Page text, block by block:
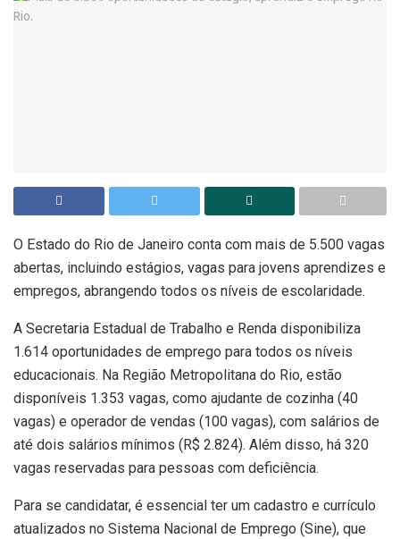
O Estado do Rio de Janeiro conta com mais de 5.500 vagas
abertas, incluindo estágios, vagas para jovens aprendizes e
empregos, abrangendo todos os níveis de escolaridade.
A Secretaria Estadual de Trabalho e Renda disponibiliza
1.614 oportunidades de emprego para todos os níveis
educacionais. Na Região Metropolitana do Rio, estão
disponíveis 1.353 vagas, como ajudante de cozinha (40
vagas) e operador de vendas (100 vagas), com salários de
até dois salários mínimos (R$ 2.824). Além disso, há 320
vagas reservadas para pessoas com deficiência.
Para se candidatar, é essencial ter um cadastro e currículo
atualizados no Sistema Nacional de Emprego (Sine), que